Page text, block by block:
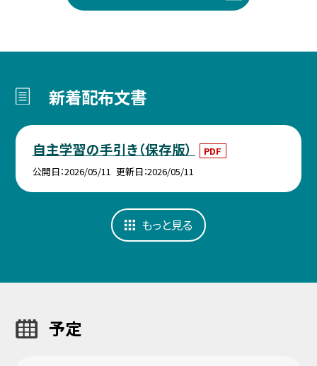
新着配布文書
自主学習の手引き（保存版）
PDF
公開日 2026/05/11 更新日 2026/05/11
もっと見る
予定